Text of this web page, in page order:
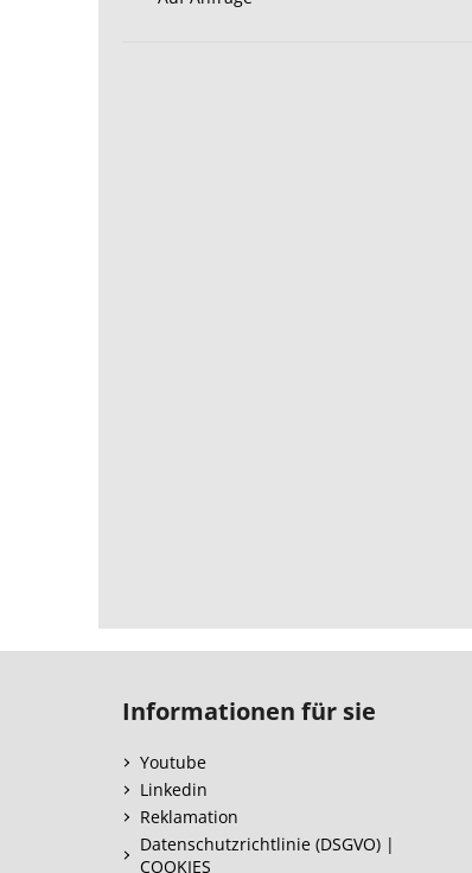
Informationen für sie
Youtube
Linkedin
Reklamation
Datenschutzrichtlinie (DSGVO) |
COOKIES